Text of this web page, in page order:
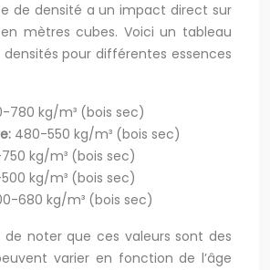
de densité a un impact direct sur
mètres cubes. Voici un tableau
pour différentes essences
780 kg/m³ (bois sec)
480-550 kg/m³ (bois sec)
kg/m³ (bois sec)
kg/m³ (bois sec)
680 kg/m³ (bois sec)
noter que ces valeurs sont des
varier en fonction de l’âge